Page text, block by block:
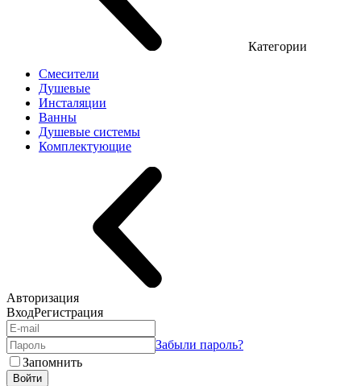
Категории
Смесители
Душевые
Инсталяции
Ванны
Душевые системы
Комплектующие
Авторизация
ВходРегистрация
Забыли пароль?
Запомнить
Войти